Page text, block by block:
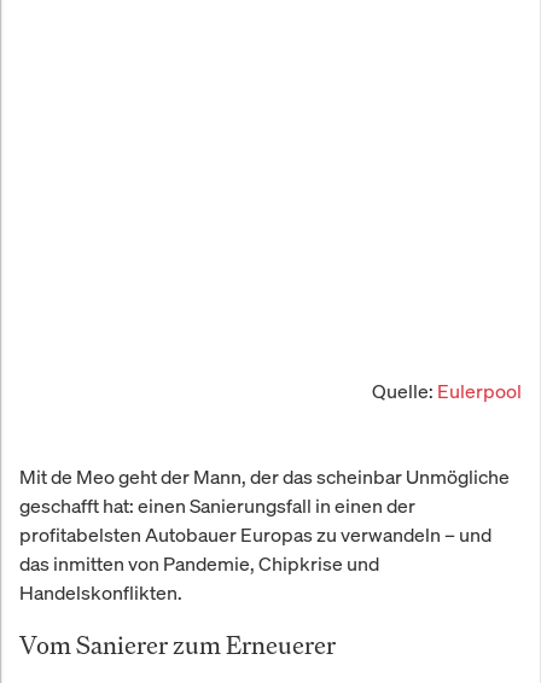
Quelle: Eulerpool
Mit de Meo geht der Mann, der das scheinbar Unmögliche
geschafft hat: einen Sanierungsfall in einen der
profitabelsten Autobauer Europas zu verwandeln – und
das inmitten von Pandemie, Chipkrise und
Handelskonflikten.
Vom Sanierer zum Erneuerer